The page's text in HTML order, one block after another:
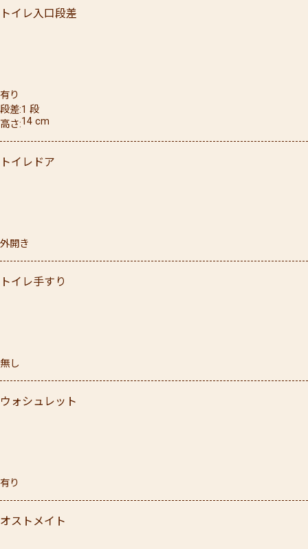
トイレ入口段差
有り
段差 1 段
高さ 14 cm
トイレドア
外開き
トイレ手すり
無し
ウォシュレット
有り
オストメイト